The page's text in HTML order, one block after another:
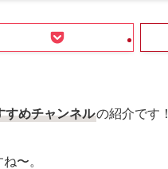
すめチャンネルの紹介です！
〜。